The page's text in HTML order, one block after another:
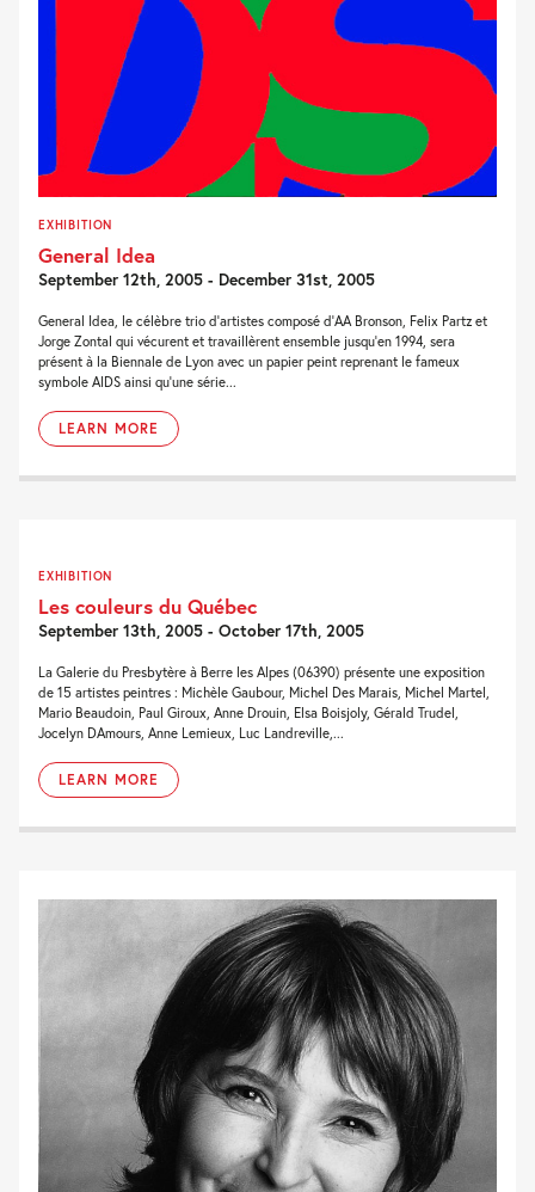
EXHIBITION
General Idea
September 12th, 2005 - December 31st, 2005
General Idea, le célèbre trio d’artistes composé d’AA Bronson, Felix Partz et
Jorge Zontal qui vécurent et travaillèrent ensemble jusqu’en 1994, sera
présent à la Biennale de Lyon avec un papier peint reprenant le fameux
symbole AIDS ainsi qu’une série...
LEARN MORE
EXHIBITION
Les couleurs du Québec
September 13th, 2005 - October 17th, 2005
La Galerie du Presbytère à Berre les Alpes (06390) présente une exposition
de 15 artistes peintres : Michèle Gaubour, Michel Des Marais, Michel Martel,
Mario Beaudoin, Paul Giroux, Anne Drouin, Elsa Boisjoly, Gérald Trudel,
Jocelyn DAmours, Anne Lemieux, Luc Landreville,...
LEARN MORE